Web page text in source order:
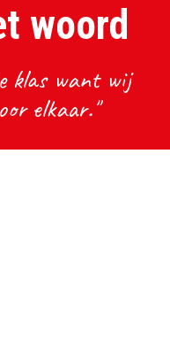
woord
klas want wij
elkaar."